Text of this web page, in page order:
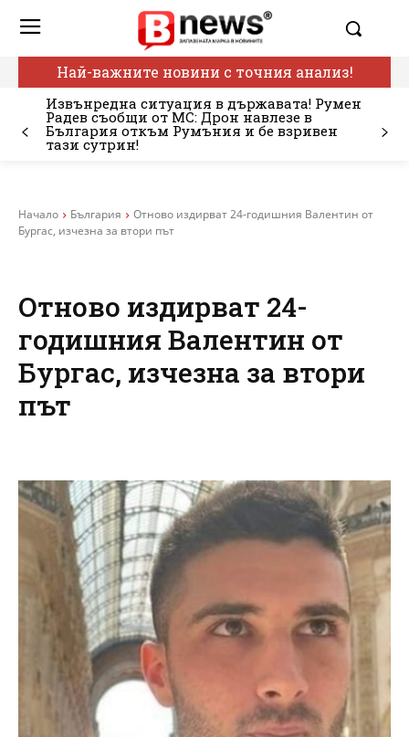
Най-важните новини с точния анализ!
Извънредна ситуация в държавата! Румен
Радев съобщи от МС: Дрон навлезе в
България откъм Румъния и бе взривен
тази сутрин!
Начало България
Отново издирват 24-годишния Валентин от
Бургас, изчезна за втори път
Отново издирват 24-
годишния Валентин от
Бургас, изчезна за втори
път